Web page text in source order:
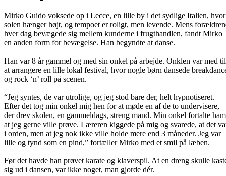
Mirko Guido voksede op i Lecce, en lille by i det sydlige Italien, hvor
solen hænger højt, og tempoet er roligt, men levende. Mens
hver dag bevægede sig mellem kunderne i frugthandlen, fandt Mirko
en anden form for bevægelse. Han begyndte at danse.
Han var 8 år gammel og med sin onkel på arbejde. Onklen var med til
at arrangere en lille lokal festival, hvor nogle børn dansede
og rock ‘n’ roll på scenen.
“Jeg syntes, de var utrolige, og jeg stod bare der, helt hypnotiseret.
Efter det tog min onkel mig hen for at møde en af de to undervisere,
der drev skolen, en gammeldags, streng mand. Min onkel fortalte
at jeg gerne ville prøve. Læreren kiggede på mig og svarede, at det
i orden, men at jeg nok ikke ville holde mere end 3 måneder. Jeg var
lille og tynd som en pind,” fortæller Mirko med et smil på læben.
Før det havde han prøvet karate og klaverspil. At en dreng skulle
sig ud i dansen, var ikke noget, man gjorde dér.